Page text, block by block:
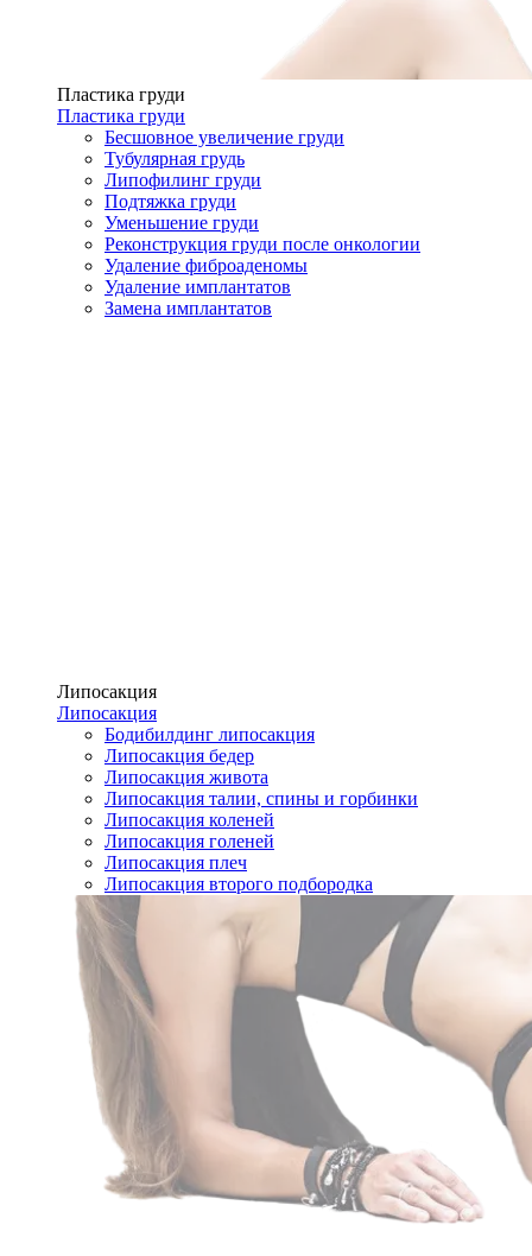
Пластика груди
Пластика груди
Бесшовное увеличение груди
Тубулярная грудь
Липофилинг груди
Подтяжка груди
Уменьшение груди
Реконструкция груди после онкологии
Удаление фиброаденомы
Удаление имплантатов
Замена имплантатов
Липосакция
Липосакция
Бодибилдинг липосакция
Липосакция бедер
Липосакция живота
Липосакция талии, спины и горбинки
Липосакция коленей
Липосакция голеней
Липосакция плеч
Липосакция второго подбородка